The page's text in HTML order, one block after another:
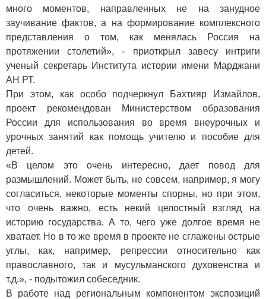
много моментов, направленных не на занудное
заучивание фактов, а на формирование комплексного
представления о том, как менялась Россия на
протяжении столетий», - приоткрыл завесу интриги
ученый секретарь Института истории имени Марджани
АН РТ.
При этом, как особо подчеркнул Бахтияр Измайлов,
проект рекомендован Министерством образования
России для использования во время внеурочных и
урочных занятий как помощь учителю и пособие для
детей.
«В целом это очень интересно, дает повод для
размышлений. Может быть, не совсем, например, я могу
согласиться, некоторые моменты спорны, но при этом,
что очень важно, есть некий целостный взгляд на
историю государства. А то, чего уже долгое время не
хватает. Но в то же время в проекте не сглажены острые
углы, как, например, репрессии относительно как
православного, так и мусульманского духовенства и
т.д.», ­- подытожил собеседник.
В работе над региональным компонентом экспозиций